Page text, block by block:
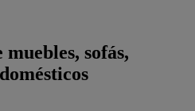
sofás,